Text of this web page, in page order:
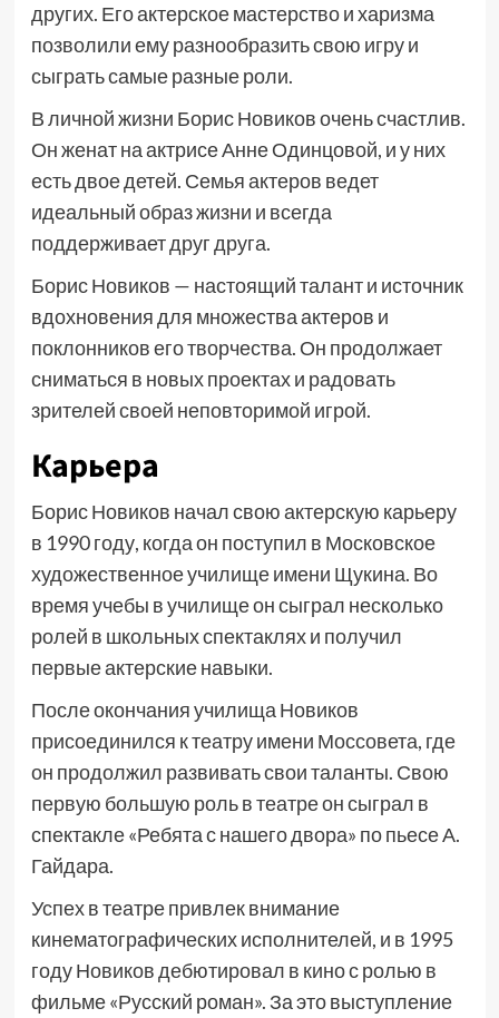
других. Его актерское мастерство и харизма
позволили ему разнообразить свою игру и
сыграть самые разные роли.
В личной жизни Борис Новиков очень счастлив.
Он женат на актрисе Анне Одинцовой, и у них
есть двое детей. Семья актеров ведет
идеальный образ жизни и всегда
поддерживает друг друга.
Борис Новиков — настоящий талант и источник
вдохновения для множества актеров и
поклонников его творчества. Он продолжает
сниматься в новых проектах и радовать
зрителей своей неповторимой игрой.
Карьера
Борис Новиков начал свою актерскую карьеру
в 1990 году, когда он поступил в Московское
художественное училище имени Щукина. Во
время учебы в училище он сыграл несколько
ролей в школьных спектаклях и получил
первые актерские навыки.
После окончания училища Новиков
присоединился к театру имени Моссовета, где
он продолжил развивать свои таланты. Свою
первую большую роль в театре он сыграл в
спектакле «Ребята с нашего двора» по пьесе А.
Гайдара.
Успех в театре привлек внимание
кинематографических исполнителей, и в 1995
году Новиков дебютировал в кино с ролью в
фильме «Русский роман». За это выступление